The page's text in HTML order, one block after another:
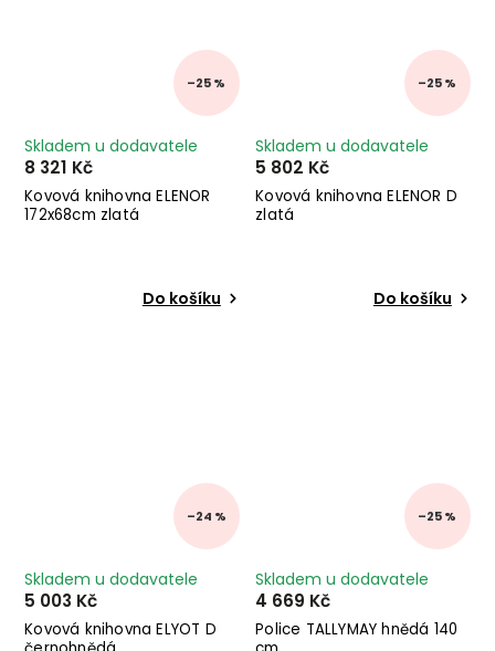
–25 %
Kovová knihovna ELENOR
172x68cm zlatá
Skladem u dodavatele
8 321 Kč
Do košíku
–25 %
Kovová knihovna ELENOR D
zlatá
Skladem u dodavatele
5 802 Kč
Do košíku
–24 %
Kovová knihovna ELYOT D
Skladem u dodavatele
5 003 Kč
–25 %
Police TALLYMAY hnědá 140
Skladem u dodavatele
4 669 Kč